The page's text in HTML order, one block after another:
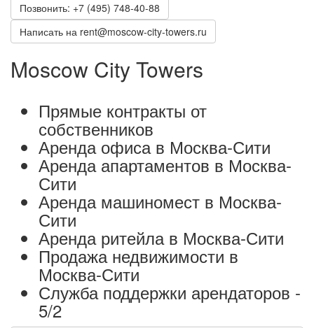
Позвонить: +7 (495) 748-40-88
Написать на rent@moscow-city-towers.ru
Moscow City Towers
Прямые контракты от
собственников
Аренда офиса в Москва-Сити
Аренда апартаментов в Москва-
Сити
Аренда машиномест в Москва-
Сити
Аренда ритейла в Москва-Сити
Продажа недвижимости в
Москва-Сити
Служба поддержки арендаторов -
5/2